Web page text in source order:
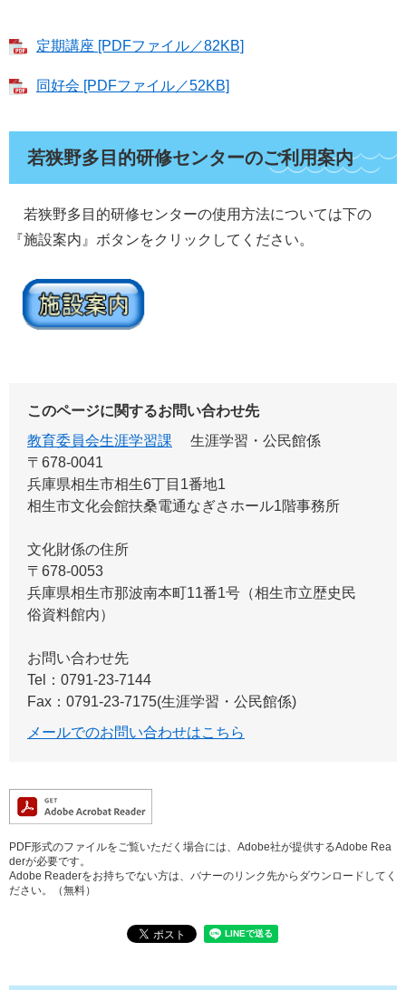
定期講座 [PDFファイル／82KB]
同好会 [PDFファイル／52KB]
若狭野多目的研修センターのご利用案内
若狭野多目的研修センターの使用方法については下の
『施設案内』ボタンをクリックしてください。
このページに関するお問い合わせ先
教育委員会生涯学習課
生涯学習・公民館係
〒678-0041
兵庫県相生市相生6丁目1番地1
相生市文化会館扶桑電通なぎさホール1階事務所
文化財係の住所
〒678-0053
兵庫県相生市那波南本町11番1号（相生市立歴史民
俗資料館内）
お問い合わせ先
Tel：0791-23-7144
Fax：0791-23-7175(生涯学習・公民館係)
メールでのお問い合わせはこちら
PDF形式のファイルをご覧いただく場合には、Adobe社が提供するAdobe Rea
derが必要です。
Adobe Readerをお持ちでない方は、バナーのリンク先からダウンロードしてく
ださい。（無料）